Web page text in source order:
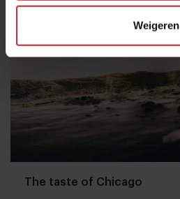
Weigeren
The taste of Chicago